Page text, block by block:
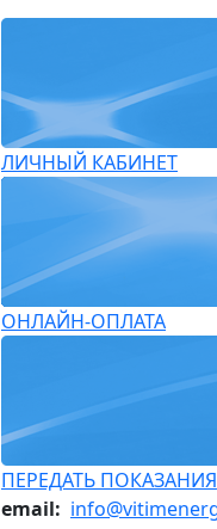
ЛИЧНЫЙ КАБИНЕТ
ОНЛАЙН-ОПЛАТА
ПЕРЕДАТЬ ПОКАЗАНИЯ
email: